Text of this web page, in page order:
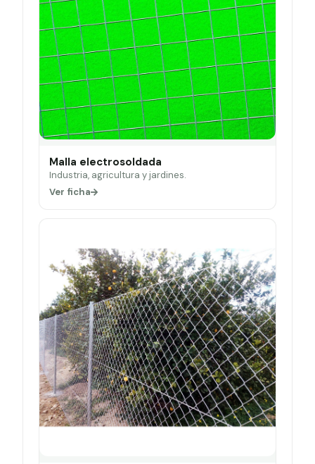
Malla electrosoldada
Industria, agricultura y jardines.
Ver ficha